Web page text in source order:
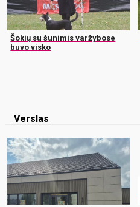
Šokių su šunimis varžybose
buvo visko
Verslas